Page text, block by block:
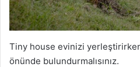
Tiny house evinizi
önünde bulundurmalısınız.